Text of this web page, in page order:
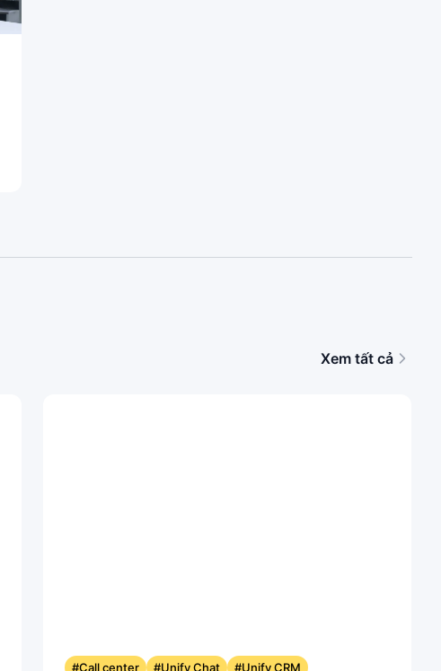
Xem tất cả
#Call center #Unify Chat #Unify CRM